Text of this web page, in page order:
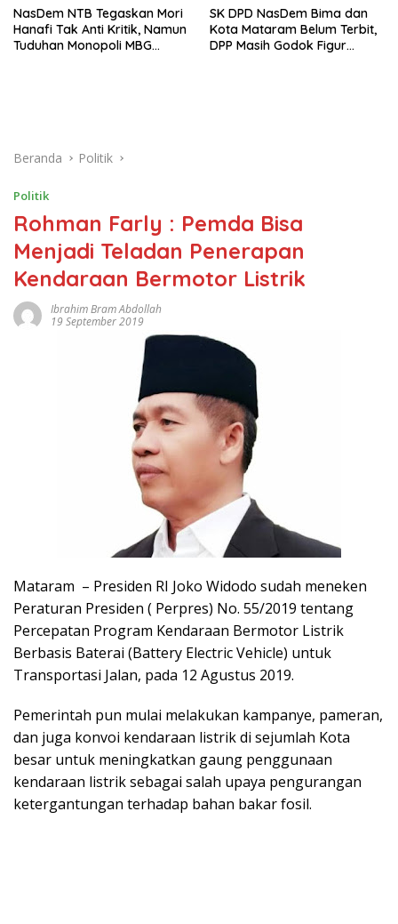
NasDem NTB Tegaskan Mori
Hanafi Tak Anti Kritik, Namun
Tuduhan Monopoli MBG
SK DPD NasDem Bima dan
Kota Mataram Belum Terbit,
DPP Masih Godok Figur
Beranda Politik
Politik
Rohman Farly : Pemda Bisa
Menjadi Teladan Penerapan
Kendaraan Bermotor Listrik
Ibrahim Bram Abdollah
19 September 2019
Mataram – Presiden RI Joko Widodo sudah meneken
Peraturan Presiden ( Perpres) No. 55/2019 tentang
Percepatan Program Kendaraan Bermotor Listrik
Berbasis Baterai (Battery Electric Vehicle) untuk
Transportasi Jalan, pada 12 Agustus 2019.
Pemerintah pun mulai melakukan kampanye, pameran,
dan juga konvoi kendaraan listrik di sejumlah Kota
besar untuk meningkatkan gaung penggunaan
kendaraan listrik sebagai salah upaya pengurangan
ketergantungan terhadap bahan bakar fosil.